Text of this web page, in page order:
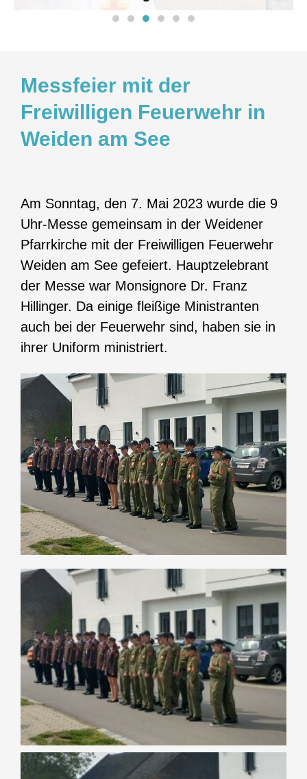
Messfeier mit der
Freiwilligen Feuerwehr in
Weiden am See
Am Sonntag, den 7. Mai 2023 wurde die 9
Uhr-Messe gemeinsam in der Weidener
Pfarrkirche mit der Freiwilligen Feuerwehr
Weiden am See gefeiert. Hauptzelebrant
der Messe war Monsignore Dr. Franz
Hillinger. Da einige fleißige Ministranten
auch bei der Feuerwehr sind, haben sie in
ihrer Uniform ministriert.